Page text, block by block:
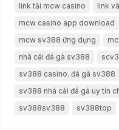
link tải mcw casino
link
mcw casino app download
mcw sv388 ứng dụng
nhà cái đá gà sv388
sv388 casino. đá gà sv388
sv388 nhà cái đá gà uy tín
sv388sv388
sv388top